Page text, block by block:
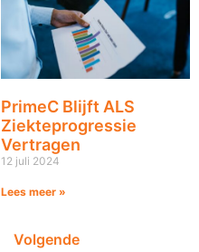
PrimeC Blijft ALS
Ziekteprogressie
Vertragen
12 juli 2024
Lees meer »
Volgende